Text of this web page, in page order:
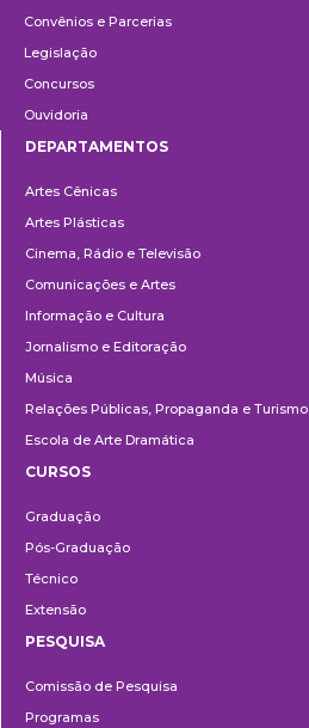
Convênios e Parcerias
Legislação
Concursos
Ouvidoria
DEPARTAMENTOS
Artes Cênicas
Artes Plásticas
Cinema, Rádio e Televisão
Comunicações e Artes
Informação e Cultura
Jornalismo e Editoração
Música
Relações Públicas, Propaganda e Turismo
Escola de Arte Dramática
CURSOS
Graduação
Pós-Graduação
Técnico
Extensão
PESQUISA
Comissão de Pesquisa
Programas